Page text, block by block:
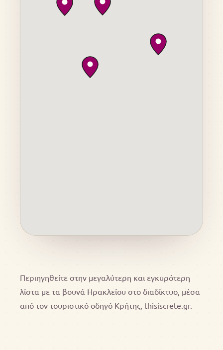
Περιηγηθείτε στην μεγαλύτερη και εγκυρότερη
λίστα με τα βουνά Ηρακλείου στο διαδίκτυο, μέσα
από τον τουριστικό οδηγό Κρήτης, thisiscrete.gr.